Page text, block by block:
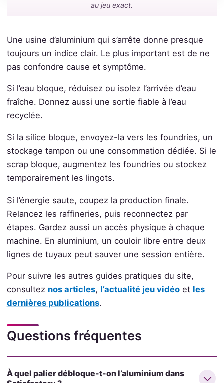
au jeu exact.
Une usine d’aluminium qui s’arrête donne presque
toujours un indice clair. Le plus important est de ne
pas confondre cause et symptôme.
Si l’eau bloque, réduisez ou isolez l’arrivée d’eau
fraîche. Donnez aussi une sortie fiable à l’eau
recyclée.
Si la silice bloque, envoyez-la vers les foundries, un
stockage tampon ou une consommation dédiée. Si le
scrap bloque, augmentez les foundries ou stockez
temporairement les lingots.
Si l’énergie saute, coupez la production finale.
Relancez les raffineries, puis reconnectez par
étapes. Gardez aussi un accès physique à chaque
machine. En aluminium, un couloir libre entre deux
lignes de tuyaux peut sauver une session entière.
Pour suivre les autres guides pratiques du site,
consultez nos articles, l’actualité jeu vidéoet les
dernières publications.
Questions fréquentes
À quel palier débloque-t-on l’aluminium dans